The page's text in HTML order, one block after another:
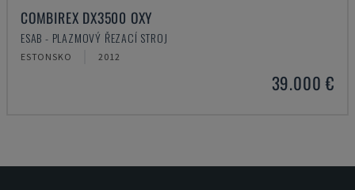
COMBIREX DX3500 OXY
ESAB - PLAZMOVÝ ŘEZACÍ STROJ
ESTONSKO 2012
39.000 €